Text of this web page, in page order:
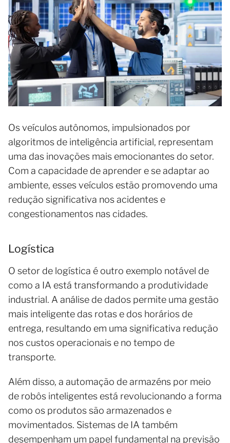
Os veículos autônomos, impulsionados por
algoritmos de inteligência artificial, representam
uma das inovações mais emocionantes do setor.
Com a capacidade de aprender e se adaptar ao
ambiente, esses veículos estão promovendo uma
redução significativa nos acidentes e
congestionamentos nas cidades.
Logística
O setor de logística é outro exemplo notável de
como a IA está transformando a produtividade
industrial. A análise de dados permite uma gestão
mais inteligente das rotas e dos horários de
entrega, resultando em uma significativa redução
nos custos operacionais e no tempo de
transporte.
Além disso, a automação de armazéns por meio
de robôs inteligentes está revolucionando a forma
como os produtos são armazenados e
movimentados. Sistemas de IA também
desempenham um papel fundamental na previsão